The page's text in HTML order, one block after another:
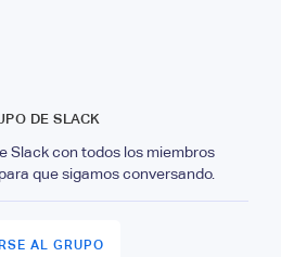
DE SLACK
Slack con todos los miembros
que sigamos conversando.
AL GRUPO